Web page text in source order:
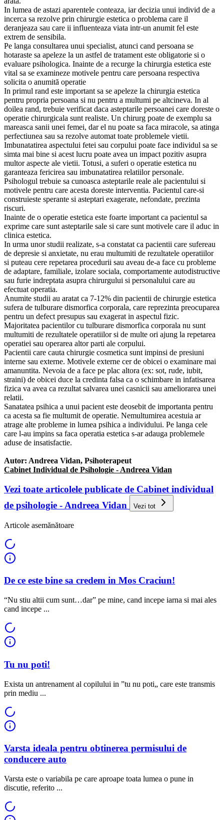
In lumea de astazi aparentele conteaza, iar decizia unui individ de a
incerca sa rezolve prin chirurgie estetica o problema care il
deranjeaza sau care ii influenteaza viata intr-un anumit fel este
extrem de sensibila.
Pe langa consultarea unui specialist, atunci cand persoana se
hotaraste sa apeleze la un astfel de tratament este obligatorie si o
evaluare psihologica. Inainte de a recurge la chirurgia estetica este
vital sa se examineze motivele pentru care persoana respectiva
solicita o anumită operatie
In primul rand este important sa se apeleze la chirurgia estetica
pentru propria persoana si nu pentru a multumi pe altcineva. In al
doilea rand, trebuie verificat daca asteptarile persoanei care doreste o
operatie chirurgicala sunt realiste. Un chirurg poate de exemplu sa
mareasca sanii unei femei, dar el nu poate sa faca miracole, sa atinga
perfectiunea sau sa rezolve automat toate problemele vietii.
Imbunatatirea aspectului fetei sau corpului poate face individul sa se
simta mai bine si acest lucru poate avea un impact pozitiv asupra
multor aspecte ale vietii. Totusi, a suferi o operatie estetica nu
garanteaza fericirea sau imbunatatirea relatiilor personale.
Psihologul trebuie sa cunoasca asteptarile reale ale pacientului si
motivele pentru care acesta doreste interventia. Pacientul care-si
construieste sperante si asteptari exagerate, nefondate, prezinta
riscuri.
Inainte de o operatie estetica este foarte important ca pacientul sa
exprime care sunt asteptarile sale si care sunt motivele care il aduc in
clinica estetica.
In urma unor studii realizate, s-a constatat ca pacientii care sufereau
de depresie si anxietate, nu erau multumiti de rezultatele operatiilor
si puteau cere repetarea procedurii sau aveau de-a face cu probleme
de adaptare, familiale, izolare sociala, comportamente autodistructive
sau furie indreptata asupra chirurgului si personalului care au
efectuat operatia.
Anumite studii au aratat ca 7-12% din pacientii de chirurgie estetica
sufera de tulburare dismorfica corporala, care reprezinta preocuparea
pentru un defect presupus sau exagerat in aspectul fizic.
Majoritatea pacientilor cu tulburare dismorfica corporala nu sunt
multumiti de rezultatele operatiilor si de multe ori ajung la repetarea
operatiei sau operarea altor parti ale corpului.
Pacientii care cauta chirurgie cosmetica sunt impinsi de presiuni
interne sau externe. Motivele externe cer de obicei o examinare mai
amanuntita. Nevoia de a face pe plac altora (ex: sot, rude, iubit,
straini) de obicei duce la credinta falsa ca o schimbare in infatisarea
fizica va avea ca rezultat salvarea unei casnicii sau ameliorarea unei
relatii.
Sanatatea psihica a unui pacient este deosebit de importanta pentru
ca acesta sa fie multumit de operatie. Nemultumirea acestuia ar
atrage alte probleme in lumea psihica a individului. Pe langa cele
care l-au impins sa faca operatia estetica s-ar adauga problemele
aduse de insatisfactie.
Autor: Andreea Vidan, Psihoterapeut
Cabinet Individual de Psihologie - Andreea Vidan
Vezi toate articolele publicate de Cabinet individual
de psihologie - Andreea Vidan
Vezi tot
Articole asemănătoare
De ce este bine sa credem in Mos Craciun!
“Nu stiu altii cum sunt…dar” pe mine, cand incepe iarna si mai ales
cand incepe ...
Tu nu poti!
Exista un antrenament al copilului in ”tu nu poti„ care este transmis
prin mediu ...
Varsta ideala pentru obtinerea permisului de
conducere auto
Varsta este o variabila pe care aproape toata lumea o pune in
discutie, referito ...